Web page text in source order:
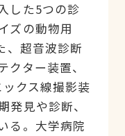
した5つの診
ズの動物用
、超音波診断
ター装置、
クス線撮影装
発見や診断、
る。大学病院